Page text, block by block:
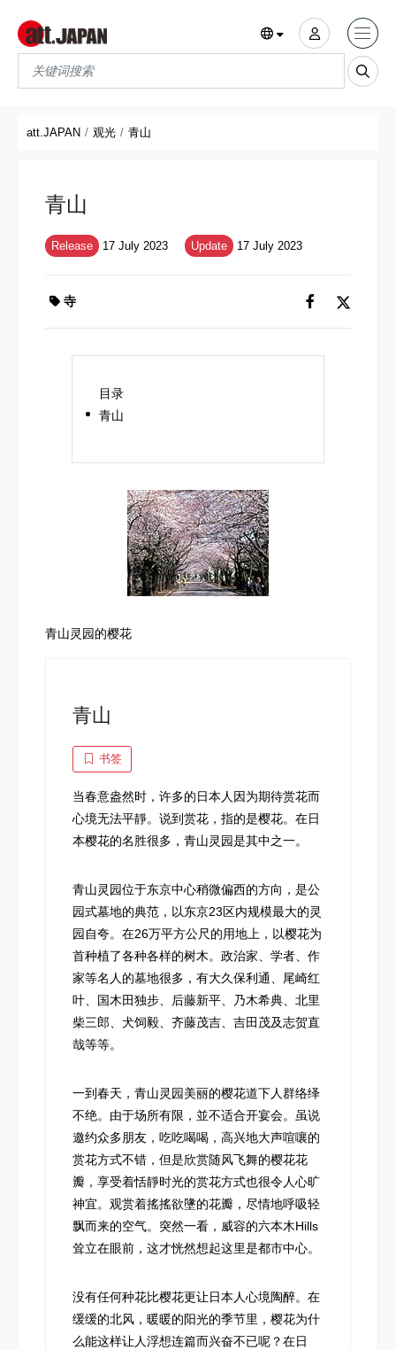
Translations title cont
att.JAPAN 观光 青山
青山
Release 17 July 2023 Update 17 July 2023
寺
目录
青山
青山灵园的樱花
青山
书签
当春意盎然时，许多的日本人因为期待赏花而
心境无法平靜。说到赏花，指的是樱花。在日
本樱花的名胜很多，青山灵园是其中之一。
青山灵园位于东京中心稍微偏西的方向，是公
园式墓地的典范，以东京23区内规模最大的灵
园自夸。在26万平方公尺的用地上，以樱花为
首种植了各种各样的树木。政治家、学者、作
家等名人的墓地很多，有大久保利通、尾崎红
叶、国木田独步、后藤新平、乃木希典、北里
柴三郎、犬饲毅、齐藤茂吉、吉田茂及志贺直
哉等等。
一到春天，青山灵园美丽的樱花道下人群络绎
不绝。由于场所有限，並不适合开宴会。虽说
邀约众多朋友，吃吃喝喝，高兴地大声喧嚷的
赏花方式不错，但是欣赏随风飞舞的樱花花
瓣，享受着恬靜时光的赏花方式也很令人心旷
神宜。观赏着搖搖欲墬的花瓣，尽情地呼吸轻
飘而来的空气。突然一看，威容的六本木Hills
耸立在眼前，这才恍然想起这里是都市中心。
没有任何种花比樱花更让日本人心境陶醉。在
缓缓的北风，暖暖的阳光的季节里，樱花为什
么能这样让人浮想连篇而兴奋不已呢？在日